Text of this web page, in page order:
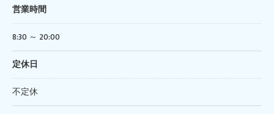
営業時間
8:30 ～ 20:00
定休日
不定休